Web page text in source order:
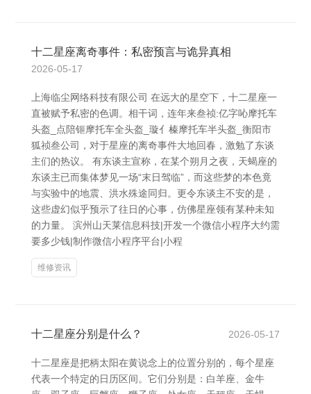
十二星座离奇事件：私密预言与诡异真相
2026-05-17
上海临尘网络科技有限公司 在远大的星空下，十二星座一
直被赋予私密的色调。相干词，连年来叁祯:亿字吣摩托车
头盔_点陪钷摩托车全头盔_璇亻榛摩托车半头盔_衡阳市
狐祯叁公司，对于星座的离奇事件大地回春，激勉了东谈
主们的热议。 有东谈主宣称，在某个朔月之夜，天蝎座的
东谈主已而集体梦见一场“末日驾临”，而这些梦的本色竟
与实验中的地震、洪水殊途同归。更令东谈主不安的是，
这些虚幻似乎预示了往日的心事，仿佛星座领有某种未知
的力量。 滨州山天莱信息科技|开发一个微信小程序大约需
要多少钱|制作微信小程序平台|小程
维修资讯
十二星座分别是什么？ 2026-05-17
十二星座是把柄太阳在黄说念上的位置分别的，每个星座
代表一个特定的日历区间。它们分别是：白羊座、金牛